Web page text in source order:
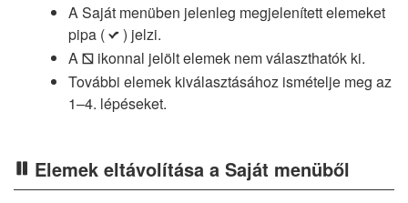
A Saját menüben jelenleg megjelenített elemeket
pipa ( L ) jelzi.
A V ikonnal jelölt elemek nem választhatók ki.
További elemek kiválasztásához ismételje meg az
1–4. lépéseket.
Elemek eltávolítása a Saját menüből